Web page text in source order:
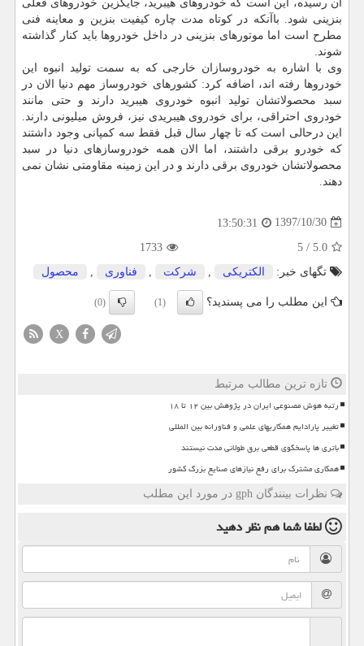
آن رسیده، این است كه خودروهای هیبرید، جایگزین خودروهای فعلی
بنزینی شود. باآنكه در كوتاه مدت چاره كیفیت بنزین و معاینه فنی
مطرح است اما موتورهای بنزینی در داخل خودروها باید كنار گذاشته
شوند.
وی با اشاره به خودروسازان خارجی كه به سمت تولید انبوه این
خودروها رفته اند، اضافه كرد: كشورهای خودروساز مهم دنیا الان در
سبد محصولاتشان تولید انبوه خودروی هیبرید دارند و حتی مانند
خودروی احتراقی، برای خودروی هیبریدی نیز، فروش میلیونی دارند.
این درحالی است كه تا چهار سال قبل فقط سه كمپانی وجود داشتند
كه خودرو برقی داشتند، اما الان همه خودروسازهای دنیا در سبد
محصولاتشان خودروی برقی دارند و در این زمینه مقاومتی نشان نمی
دهند.
1397/10/30
13:50:31
5.0
/
5
1733
تگهای خبر:
الكتریكی , شركت , فناوری , محصول
این مطلب را می پسندید؟ (1)
(0)
X
تازه ترین مطالب مرتبط
رتبه هوش مصنوعی ایران در پژوهش بین ۱۲ تا ۱۸
تغییر پارادایم همکاریهای علمی و فناورانه بین المللی
باتری ها پاسخگوی قطعی برق طولانی مدت نیستند
همکاری مشترک برای رفع نیازهای صنایع بزرگ کشور
نظرات بینندگان gph در مورد این مطلب
لطفا شما همنظر دهید